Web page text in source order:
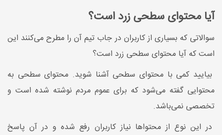
آیا محتوای سطحی زرد است؟
سوالاتی که بسیاری از کاربران در جاب تیم آن را مطرح می‌کنند این
است که آیا محتوای سطحی زرد است؟
بیایید کمی با محتوای سطحی آشنا شوید. محتوای سطحی به
محتوایی گفته می‌شود که برای عموم مردم نوشته شده است و
تخصصی نمی‌باشد‌.
در این نوع از محتواها نیاز کاربران رفع شده و در آن پاسخ